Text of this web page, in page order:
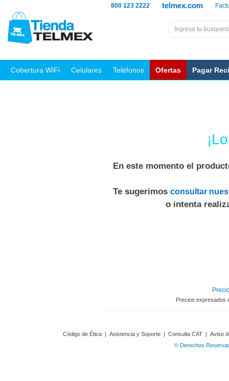
telmex.com
800 123 2222
Cobertura WiFi Celulares Teléfonos Ofertas Pagar
En este momento el
Te sugerimos consultar
o intenta
Precios expresados
Código de Ética | Asistencia y Soporte | Consulta CAT | Aviso
© Derechos